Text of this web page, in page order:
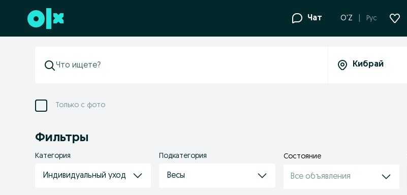
Перейти к нижнему колонтитулу Чат O'Z Рус
Только с фото
Фильтры
Категория
Индивидуальный уход
Подкатегория
Весы
Состояние
Все объявления